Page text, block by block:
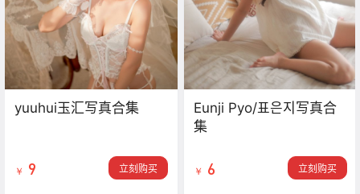
yuuhui玉汇写真合集
￥ 9 立刻购买
Eunji Pyo/표은지写真合
集
￥ 6 立刻购买